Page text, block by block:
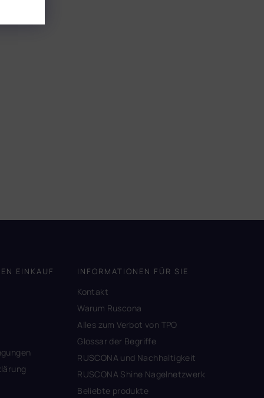
EINKAUF INFORMATIONEN FÜR SIE
Kontakt
Warum Ruscona
Alles zum Verbot von TPO
Glossar der Begriffe
RUSCONA und Nachhaltigkeit
RUSCONA Shine Nagelnetzwerk
Beliebte produkte